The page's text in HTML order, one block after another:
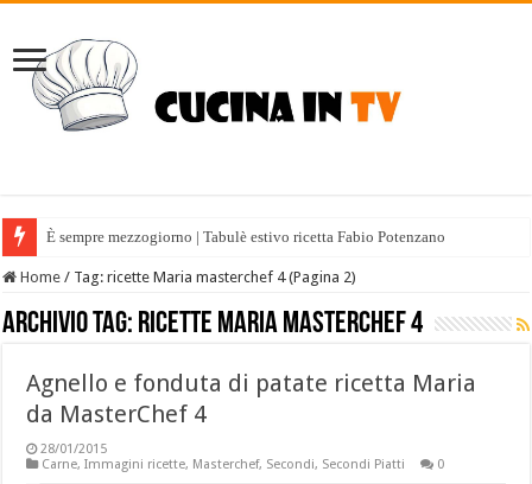
È sempre mezzogiorno | Tabulè estivo ricetta Fabio Potenzano
Home / Tag:ricette Maria masterchef 4(Pagina 2)
Archivio tag: ricette Maria masterchef 4
Agnello e fonduta di patate ricetta Maria
da MasterChef 4
28/01/2015
Carne,Immagini ricette, Masterchef, Secondi, Secondi Piatti 0